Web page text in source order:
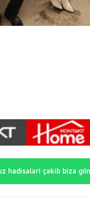
hadisələri çəkib bizə